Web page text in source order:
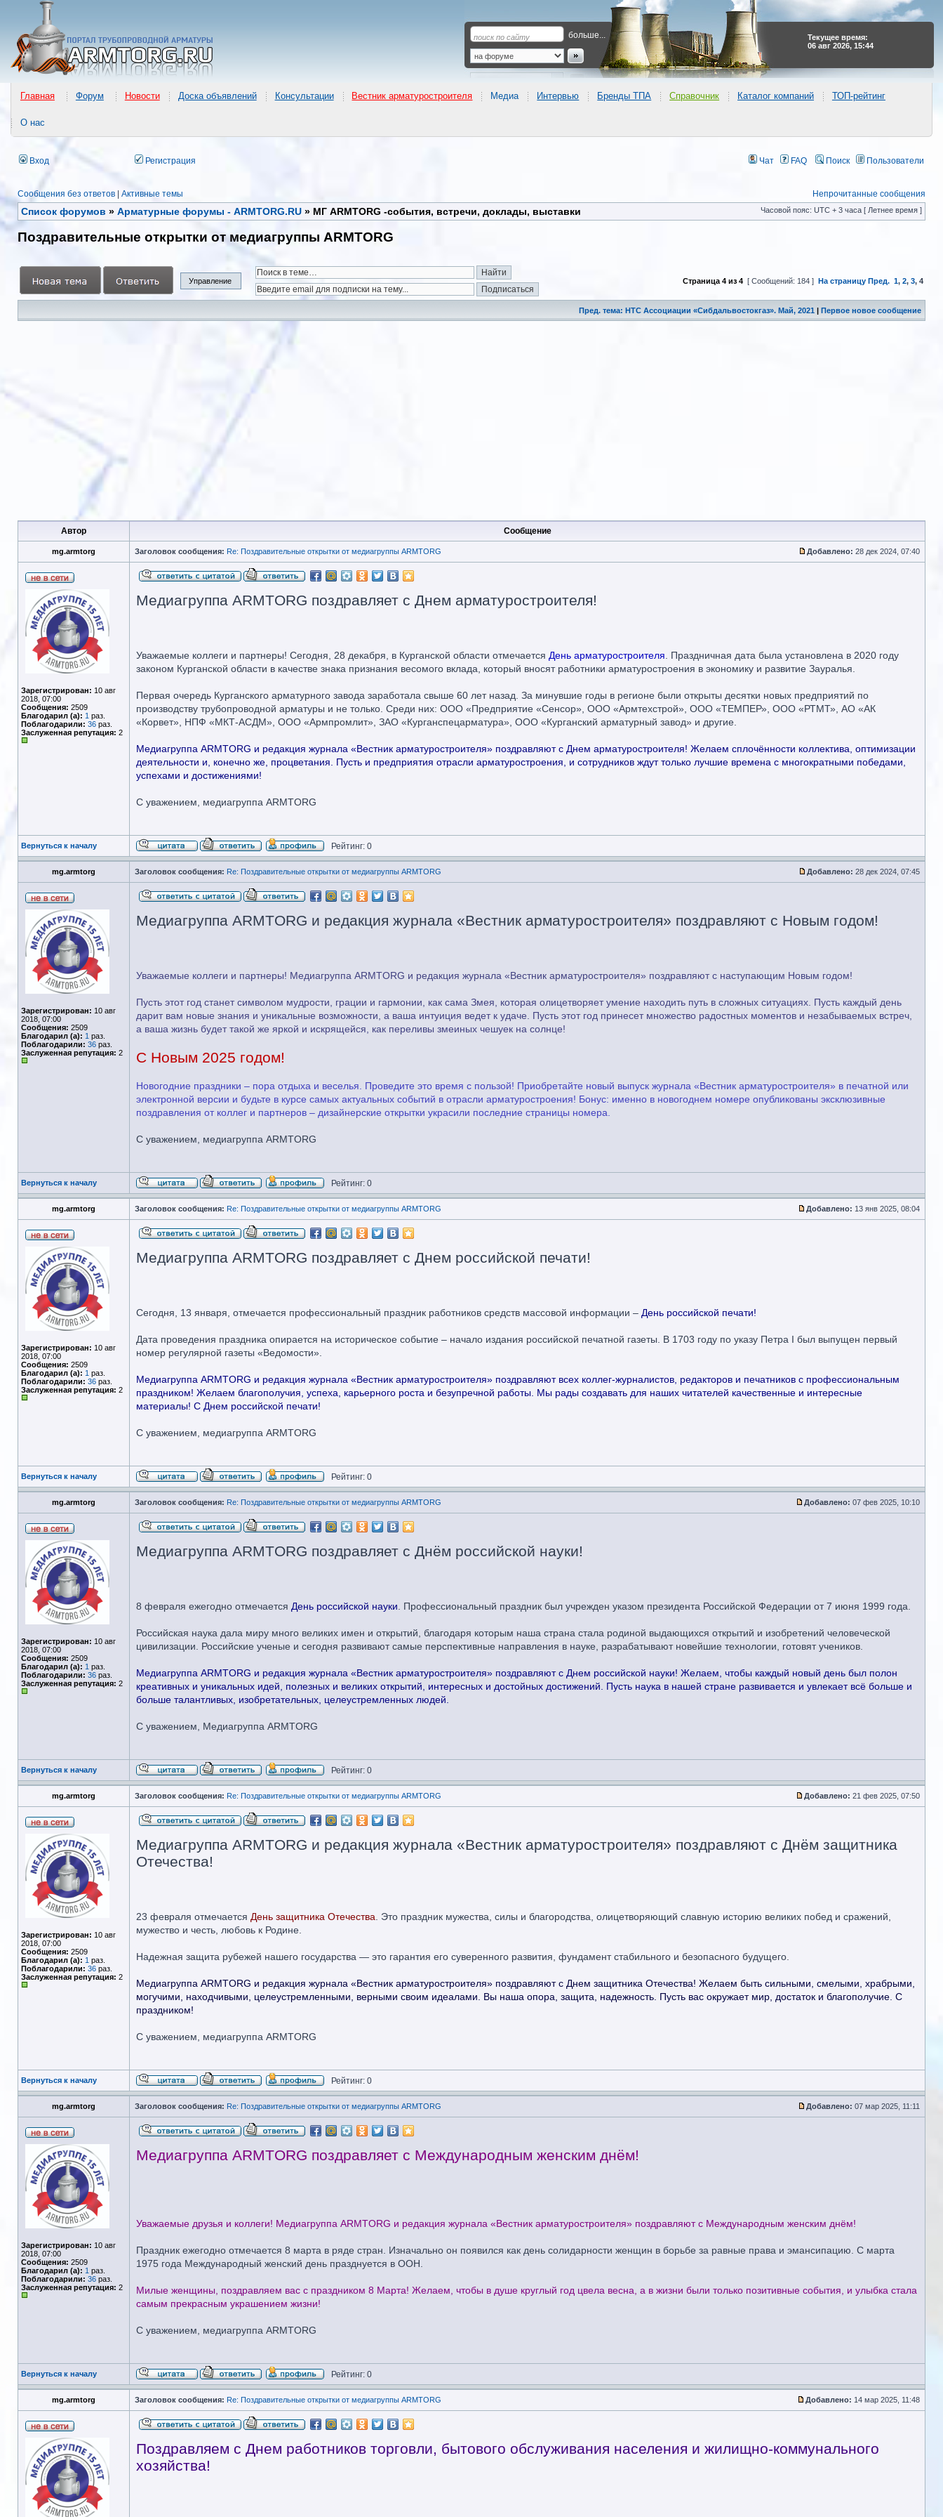
больше...
Текущее время:
06 авг 2026, 15:44
Главная Форум Новости Доска объявлений Консультации Вестник арматуростроителя Медиа Интервью Бренды ТПА Справочник Каталог компаний ТОП-рейтинг
О нас
Вход Регистрация Чат FAQ Поиск Пользователи
Сообщения без ответов | Активные темы Непрочитанные сообщения
Список форумов » Арматурные форумы - ARMTORG.RU » МГ ARMTORG -события, встречи, доклады, выставки Часовой пояс: UTC + 3 часа [ Летнее время ]
Поздравительные открытки от медиагруппы ARMTORG
Управление Страница 4 из 4 [ Сообщений: 184 ] На страницу Пред. 1, 2, 3, 4
Пред. тема: НТС Ассоциации «Сибдальвостокгаз». Май, 2021 | Первое новое сообщение
Автор Сообщение
mg.armtorg Заголовок сообщения: Re: Поздравительные открытки от медиагруппы ARMTORG Добавлено: 28 дек 2024, 07:40
Зарегистрирован: 10 авг
2018, 07:00
Сообщения: 2509
Благодарил (а): 1 раз.
Поблагодарили: 36 раз.
Заслуженная репутация: 2
Медиагруппа ARMTORG поздравляет с Днем арматуростроителя!
Уважаемые коллеги и партнеры! Сегодня, 28 декабря, в Курганской области отмечается День арматуростроителя . Праздничная дата была установлена в 2020 году
законом Курганской области в качестве знака признания весомого вклада, который вносят работники арматуростроения в экономику и развитие Зауралья.
Первая очередь Курганского арматурного завода заработала свыше 60 лет назад. За минувшие годы в регионе были открыты десятки новых предприятий по
производству трубопроводной арматуры и не только. Среди них: ООО «Предприятие «Сенсор», ООО «Армтехстрой», ООО «ТЕМПЕР», ООО «РТМТ», АО «АК
«Корвет», НПФ «МКТ-АСДМ», ООО «Армпромлит», ЗАО «Курганспецарматура», ООО «Курганский арматурный завод» и другие.
Медиагруппа ARMTORG и редакция журнала «Вестник арматуростроителя» поздравляют с Днем арматуростроителя! Желаем сплочённости коллектива, оптимизации
деятельности и, конечно же, процветания. Пусть и предприятия отрасли арматуростроения, и сотрудников ждут только лучшие времена с многократными победами,
успехами и достижениями!
С уважением, медиагруппа ARMTORG
Вернуться к началу Рейтинг: 0
mg.armtorg Заголовок сообщения: Re: Поздравительные открытки от медиагруппы ARMTORG Добавлено: 28 дек 2024, 07:45
Зарегистрирован: 10 авг
2018, 07:00
Сообщения: 2509
Благодарил (а): 1 раз.
Поблагодарили: 36 раз.
Заслуженная репутация: 2
Медиагруппа ARMTORG и редакция журнала «Вестник арматуростроителя» поздравляют с Новым годом!
Уважаемые коллеги и партнеры! Медиагруппа ARMTORG и редакция журнала «Вестник арматуростроителя» поздравляют с наступающим Новым годом!
Пусть этот год станет символом мудрости, грации и гармонии, как сама Змея, которая олицетворяет умение находить путь в сложных ситуациях. Пусть каждый день
дарит вам новые знания и уникальные возможности, а ваша интуиция ведет к удаче. Пусть этот год принесет множество радостных моментов и незабываемых встреч,
а ваша жизнь будет такой же яркой и искрящейся, как переливы змеиных чешуек на солнце!
С Новым 2025 годом!
Новогодние праздники – пора отдыха и веселья. Проведите это время с пользой! Приобретайте новый выпуск журнала «Вестник арматуростроителя» в печатной или
электронной версии и будьте в курсе самых актуальных событий в отрасли арматуростроения! Бонус: именно в новогоднем номере опубликованы эксклюзивные
поздравления от коллег и партнеров – дизайнерские открытки украсили последние страницы номера.
С уважением, медиагруппа ARMTORG
Вернуться к началу Рейтинг: 0
mg.armtorg Заголовок сообщения: Re: Поздравительные открытки от медиагруппы ARMTORG Добавлено: 13 янв 2025, 08:04
Зарегистрирован: 10 авг
2018, 07:00
Сообщения: 2509
Благодарил (а): 1 раз.
Поблагодарили: 36 раз.
Заслуженная репутация: 2
Медиагруппа ARMTORG поздравляет с Днем российской печати!
Сегодня, 13 января, отмечается профессиональный праздник работников средств массовой информации – День российской печати!
Дата проведения праздника опирается на историческое событие – начало издания российской печатной газеты. В 1703 году по указу Петра I был выпущен первый
номер регулярной газеты «Ведомости».
Медиагруппа ARMTORG и редакция журнала «Вестник арматуростроителя» поздравляют всех коллег-журналистов, редакторов и печатников с профессиональным
праздником! Желаем благополучия, успеха, карьерного роста и безупречной работы. Мы рады создавать для наших читателей качественные и интересные
материалы! С Днем российской печати!
С уважением, медиагруппа ARMTORG
Вернуться к началу Рейтинг: 0
mg.armtorg Заголовок сообщения: Re: Поздравительные открытки от медиагруппы ARMTORG Добавлено: 07 фев 2025, 10:10
Зарегистрирован: 10 авг
2018, 07:00
Сообщения: 2509
Благодарил (а): 1 раз.
Поблагодарили: 36 раз.
Заслуженная репутация: 2
Медиагруппа ARMTORG поздравляет c Днём российской науки!
8 февраля ежегодно отмечается День российской науки . Профессиональный праздник был учрежден указом президента Российской Федерации от 7 июня 1999 года.
Российская наука дала миру много великих имен и открытий, благодаря которым наша страна стала родиной выдающихся открытий и изобретений человеческой
цивилизации. Российские ученые и сегодня развивают самые перспективные направления в науке, разрабатывают новейшие технологии, готовят учеников.
Медиагруппа ARMTORG и редакция журнала «Вестник арматуростроителя» поздравляют с Днем российской науки! Желаем, чтобы каждый новый день был полон
креативных и уникальных идей, полезных и великих открытий, интересных и достойных достижений. Пусть наука в нашей стране развивается и увлекает всё больше и
больше талантливых, изобретательных, целеустремленных людей.
С уважением, Медиагруппа ARMTORG
Вернуться к началу Рейтинг: 0
mg.armtorg Заголовок сообщения: Re: Поздравительные открытки от медиагруппы ARMTORG Добавлено: 21 фев 2025, 07:50
Зарегистрирован: 10 авг
2018, 07:00
Сообщения: 2509
Благодарил (а): 1 раз.
Поблагодарили: 36 раз.
Заслуженная репутация: 2
Медиагруппа ARMTORG и редакция журнала «Вестник арматуростроителя» поздравляют с Днём защитника
Отечества!
23 февраля отмечается День защитника Отечества . Это праздник мужества, силы и благородства, олицетворяющий славную историю великих побед и сражений,
мужество и честь, любовь к Родине.
Надежная защита рубежей нашего государства — это гарантия его суверенного развития, фундамент стабильного и безопасного будущего.
Медиагруппа ARMTORG и редакция журнала «Вестник арматуростроителя» поздравляют с Днем защитника Отечества! Желаем быть сильными, смелыми, храбрыми,
могучими, находчивыми, целеустремленными, верными своим идеалами. Вы наша опора, защита, надежность. Пусть вас окружает мир, достаток и благополучие. С
праздником!
С уважением, медиагруппа ARMTORG
Вернуться к началу Рейтинг: 0
mg.armtorg Заголовок сообщения: Re: Поздравительные открытки от медиагруппы ARMTORG Добавлено: 07 мар 2025, 11:11
Зарегистрирован: 10 авг
2018, 07:00
Сообщения: 2509
Благодарил (а): 1 раз.
Поблагодарили: 36 раз.
Заслуженная репутация: 2
Медиагруппа ARMTORG поздравляет с Международным женским днём!
Уважаемые друзья и коллеги! Медиагруппа ARMTORG и редакция журнала «Вестник арматуростроителя» поздравляют с Международным женским днём!
Праздник ежегодно отмечается 8 марта в ряде стран. Изначально он появился как день солидарности женщин в борьбе за равные права и эмансипацию. С марта
1975 года Международный женский день празднуется в ООН.
Милые женщины, поздравляем вас с праздником 8 Марта! Желаем, чтобы в душе круглый год цвела весна, а в жизни были только позитивные события, и улыбка стала
самым прекрасным украшением жизни!
С уважением, медиагруппа ARMTORG
Вернуться к началу Рейтинг: 0
mg.armtorg Заголовок сообщения: Re: Поздравительные открытки от медиагруппы ARMTORG Добавлено: 14 мар 2025, 11:48
Поздравляем с Днем работников торговли, бытового обслуживания населения и жилищно-коммунального
хозяйства!